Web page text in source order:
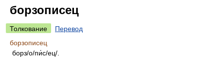
борзописец
Толкование
Перевод
борзописец
борз/о/пи́с/ец/.